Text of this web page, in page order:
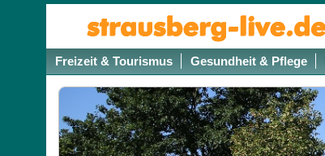
Freizeit & Tourismus Gesundheit & Pflege